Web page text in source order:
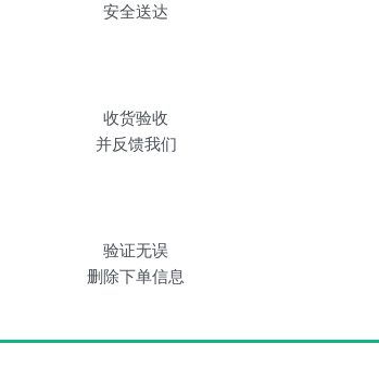
安全送达
收货验收
并反馈我们
验证无误
删除下单信息